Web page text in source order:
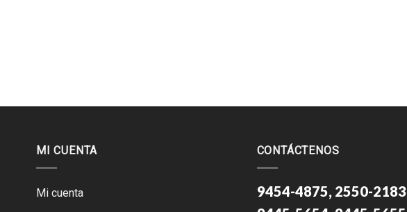
MI CUENTA
Mi cuenta
CONTÁCTENOS
9454-4875, 2550-2183